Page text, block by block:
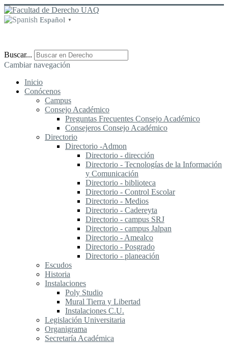
Español ▼
Buscar...
Cambiar navegación
Inicio
Conócenos
Campus
Consejo Académico
Preguntas Frecuentes Consejo Académico
Consejeros Consejo Académico
Directorio
Directorio -Admon
Directorio - dirección
Directorio - Tecnologías de la Información
y Comunicación
Directorio - biblioteca
Directorio - Control Escolar
Directorio - Medios
Directorio - Cadereyta
Directorio - campus SRJ
Directorio - campus Jalpan
Directorio - Amealco
Directorio - Posgrado
Directorio - planeación
Escudos
Historia
Instalaciones
Poly Studio
Mural Tierra y Libertad
Instalaciones C.U.
Legislación Universitaria
Organigrama
Secretaría Académica